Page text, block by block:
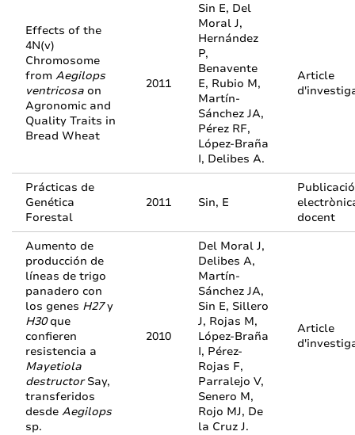
Effects of the
4N(v)
Chromosome
from Aegilops
ventricosa on
Agronomic and
Quality Traits in
Bread Wheat
2011
Sin E, Del
Moral J,
Hernández
P,
Benavente
E, Rubio M,
Martín-
Sánchez JA,
Pérez RF,
López-Braña
I, Delibes A.
Article
Prácticas de
Genética
Forestal
2011 Sin, E
Publicació
docent
Aumento de
producción de
líneas de trigo
panadero con
los genes H27y
H30que
confieren
resistencia a
Mayetiola
destructorSay,
transferidos
desde Aegilops
sp.
2010
Del Moral J,
Delibes A,
Martín-
Sánchez JA,
Sin E, Sillero
J, Rojas M,
López-Braña
I, Pérez-
Rojas F,
Parralejo V,
Senero M,
Rojo MJ, De
la Cruz J.
Article